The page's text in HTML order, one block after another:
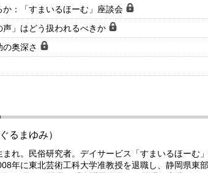
か：「すまいるほーむ」座談会
」はどう扱われるべきか
奥深さ
るまゆみ）
れ。民俗研究者。デイサービス「すまいるほーむ
年に東北芸術工科大学准教授を退職し、静岡県東